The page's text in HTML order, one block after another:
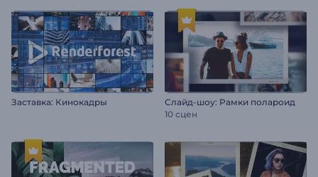
Заставка: Кинокадры
Слайд-шоу: Рамки полароид
10 сцен